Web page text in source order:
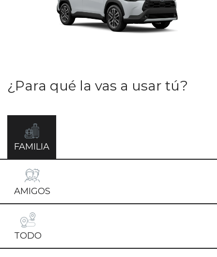
¿Para qué la vas a usar tú?
FAMILIA
AMIGOS
TODO